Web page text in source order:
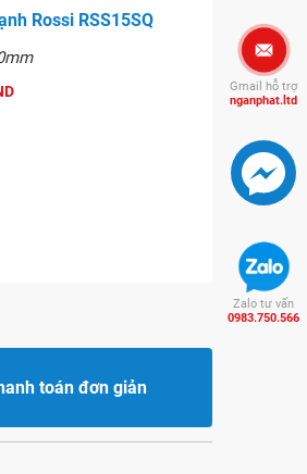
Rossi RSS15SQ
toán đơn giản
Gmail hỗ trợ
nganphat.ltd
Zalo tư vấn
0983.750.566